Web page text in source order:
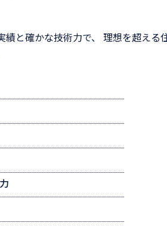
績と確かな技術力で、 理想を超える